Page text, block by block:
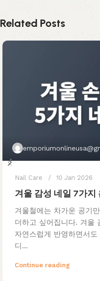
Related Posts
Nail Care 10 Jan 2026
겨울 감성 네일 7가지
겨울철에는 차가운 공기
더하고 싶어집니다. 겨울
자연스럽게 반영하면서
디...
Continue reading